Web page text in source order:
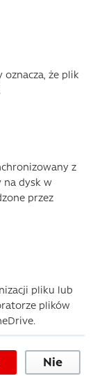
oznacza, że plik
z
na dysk w
przez
pliku lub
plików
Nie